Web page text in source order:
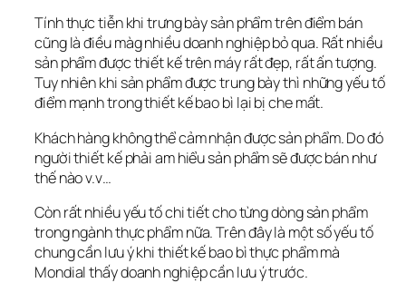
Tính thực tiễn khi trưng bày sản phẩm trên điểm bán
cũng là điều màg nhiều doanh nghiệp bỏ qua. Rất nhiều
sản phẩm được thiết kế trên máy rất đẹp, rất ấn tượng.
Tuy nhiên khi sản phẩm được trung bày thì những yếu tố
điểm mạnh trong thiết kế bao bì lại bị che mất.
Khách hàng không thể cảm nhận được sản phẩm. Do đó
người thiết kế phải am hiểu sản phẩm sẽ được bán như
thế nào v.v…
Còn rất nhiều yếu tố chi tiết cho từng dòng sản phẩm
trong ngành thực phẩm nữa. Trên đây là một số yếu tố
chung cần lưu ý khi thiết kế bao bì thực phẩm mà
Mondial thấy doanh nghiệp cần lưu ý trước.